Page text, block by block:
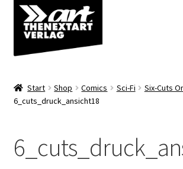
Zur
Navigation
springen
Zum
Inhalt
springen
Shop
Start Shop Comics Sci-Fi
Six-Cuts
6_cuts_druck_ansicht18